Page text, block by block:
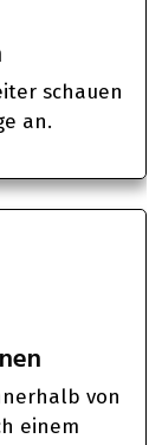
schauen
an.
von
einem